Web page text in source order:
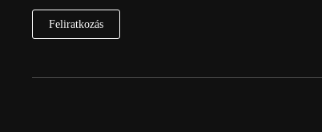
Feliratkozás